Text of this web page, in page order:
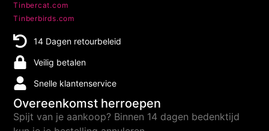
Tinbercat.com
Tinberbirds.com
14 Dagen retourbeleid
Veilig betalen
Snelle klantenservice
Overeenkomst herroepen
Spijt van je aankoop? Binnen 14 dagen bedenktijd